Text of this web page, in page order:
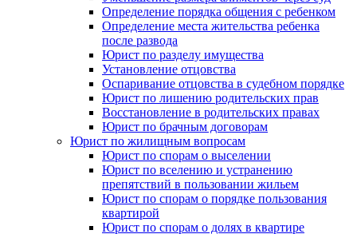
Определение порядка общения с ребенком
Определение места жительства ребенка
после развода
Юрист по разделу имущества
Установление отцовства
Оспаривание отцовства в судебном порядке
Юрист по лишению родительских прав
Восстановление в родительских правах
Юрист по брачным договорам
Юрист по жилищным вопросам
Юрист по спорам о выселении
Юрист по вселению и устранению
препятствий в пользовании жильем
Юрист по спорам о порядке пользования
квартирой
Юрист по спорам о долях в квартире